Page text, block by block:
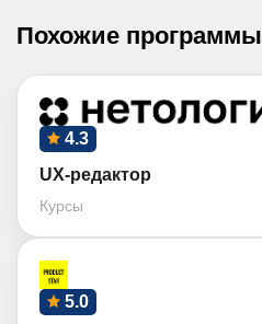
Похожие программы
4.3
UX-редактор
Курсы
5.0